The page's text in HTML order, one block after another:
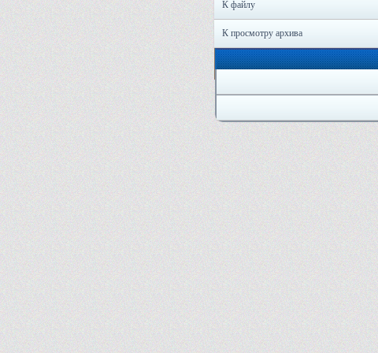
К файлу
К просмотру архива